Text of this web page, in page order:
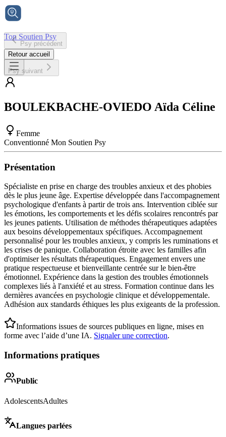
Ton Soutien Psy
Accueil
Psy précédent
Retour accueil
Psy suivant
BOULEKBACHE-OVIEDO Aïda Céline
Femme
Conventionné Mon Soutien Psy
Présentation
Spécialiste en prise en charge des troubles anxieux et des phobies
dès le plus jeune âge. Expertise développée dans l'accompagnement
psychologique d'enfants à partir de trois ans. Intervention ciblée sur
les émotions, les comportements et les défis scolaires rencontrés par
les jeunes patients. Utilisation de méthodes thérapeutiques adaptées
aux besoins développementaux spécifiques. Accompagnement
personnalisé pour les troubles anxieux, y compris les ruminations et
les crises de panique. Collaboration étroite avec les familles afin
d'optimiser les résultats thérapeutiques. Engagement envers une
pratique respectueuse et bienveillante centrée sur le bien-être
émotionnel. Expérience dans la gestion des troubles émotionnels
complexes liés à l'anxiété et au stress. Formation continue dans les
dernières avancées en psychologie clinique et développementale.
Adhésion aux standards éthiques les plus exigeants de la profession.
Informations issues de sources publiques en ligne, mises en
forme avec l’aide d’une IA. Signaler une correction.
Informations pratiques
Public
AdolescentsAdultes
Langues parlées